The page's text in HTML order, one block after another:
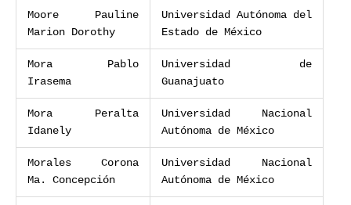
Moore Pauline
Marion Dorothy
Universidad Autónoma del
Estado de México
Mora Pablo
Irasema
Universidad de
Guanajuato
Mora Peralta
Idanely
Universidad Nacional
Autónoma de México
Morales Corona
Ma. Concepción
Universidad Nacional
Autónoma de México